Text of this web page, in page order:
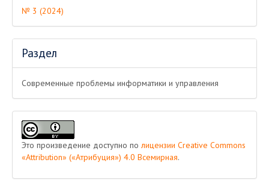
№ 3 (2024)
Раздел
Современные проблемы информатики и управления
Это произведение доступно по лицензии Creative Commons
«Attribution» («Атрибуция») 4.0 Всемирная.